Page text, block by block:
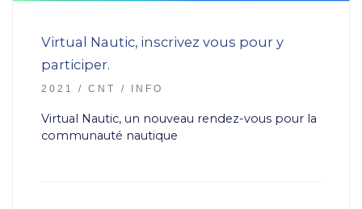
Virtual Nautic, inscrivez vous pour y
participer.
2021 CNT INFO
Virtual Nautic, un nouveau rendez-vous pour la
communauté nautique